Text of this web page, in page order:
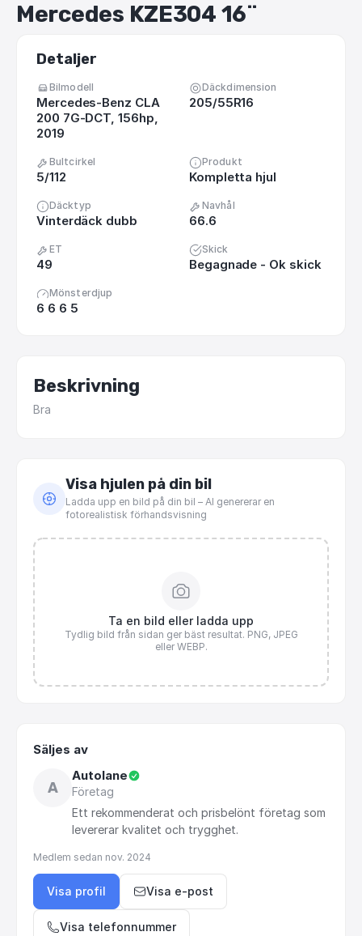
Mercedes KZE304 16¨
Detaljer
Bilmodell
Mercedes-Benz CLA
200 7G-DCT, 156hp,
2019
Däckdimension
205/55R16
Bultcirkel
5/112
Produkt
Kompletta hjul
Däcktyp
Vinterdäck dubb
Navhål
66.6
ET
49
Skick
Begagnade - Ok skick
Mönsterdjup
6 6 6 5
Beskrivning
Bra
Visa hjulen på din bil
Ladda upp en bild på din bil – AI genererar en
fotorealistisk förhandsvisning
Ta en bild eller ladda upp
Tydlig bild från sidan ger bäst resultat. PNG, JPEG
eller WEBP.
Säljes av
A
Autolane
Företag
Ett rekommenderat och prisbelönt företag som
levererar kvalitet och trygghet.
Medlem sedan nov. 2024
Visa profil Visa e-post
Visa telefonnummer